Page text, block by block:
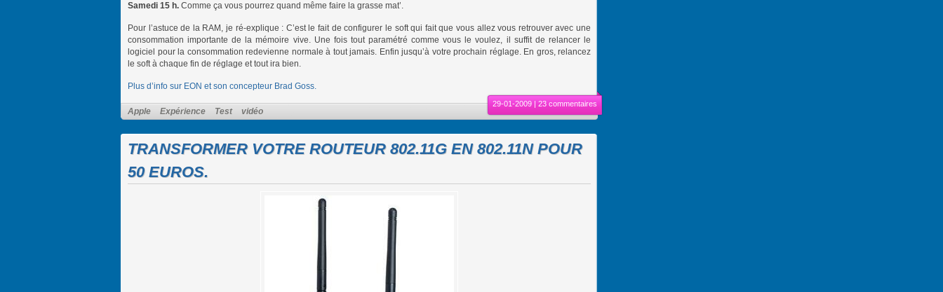
Samedi 15 h. Comme ça vous pourrez quand même faire la grasse mat’.
Pour l’astuce de la RAM, je ré-explique : C’est le fait de configurer le soft qui fait que vous allez vous retrouver avec une
consommation importante de la mémoire vive. Une fois tout paramétré comme vous le voulez, il suffit de relancer le
logiciel pour la consommation redevienne normale à tout jamais. Enfin jusqu’à votre prochain réglage. En gros, relancez
le soft à chaque fin de réglage et tout ira bien.
Plus d’info sur EON et son concepteur Brad Goss.
Apple Expérience Test vidéo
29-01-2009 | 23 commentaires
TRANSFORMER VOTRE ROUTEUR 802.11G EN 802.11N POUR
50 EUROS.